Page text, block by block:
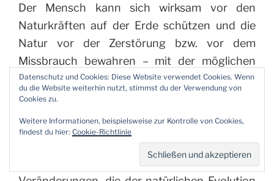
Der Mensch kann sich wirksam vor den
Naturkräften auf der Erde schützen und die
Natur vor der Zerstörung bzw. vor dem
Missbrauch bewahren – mit der möglichen
Konsequenz der Selbstzerstörung (z.B. durch
selbstverschuldete Erderwärmung).
Das menschliche Bewusstsein kann sehr wohl
zwischen durch Menschen erzeugte
Katastrophen und kosmischen
Datenschutz und Cookies: Diese Website verwendet Cookies. Wenn
du die Website weiterhin nutzt, stimmst du der Verwendung von
Cookies zu.
Weitere Informationen, beispielsweise zur Kontrolle von Cookies,
findest du hier: Cookie-Richtlinie